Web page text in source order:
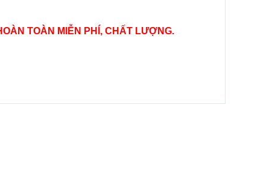
TOÀN MIỄN PHÍ, CHẤT LƯỢNG.